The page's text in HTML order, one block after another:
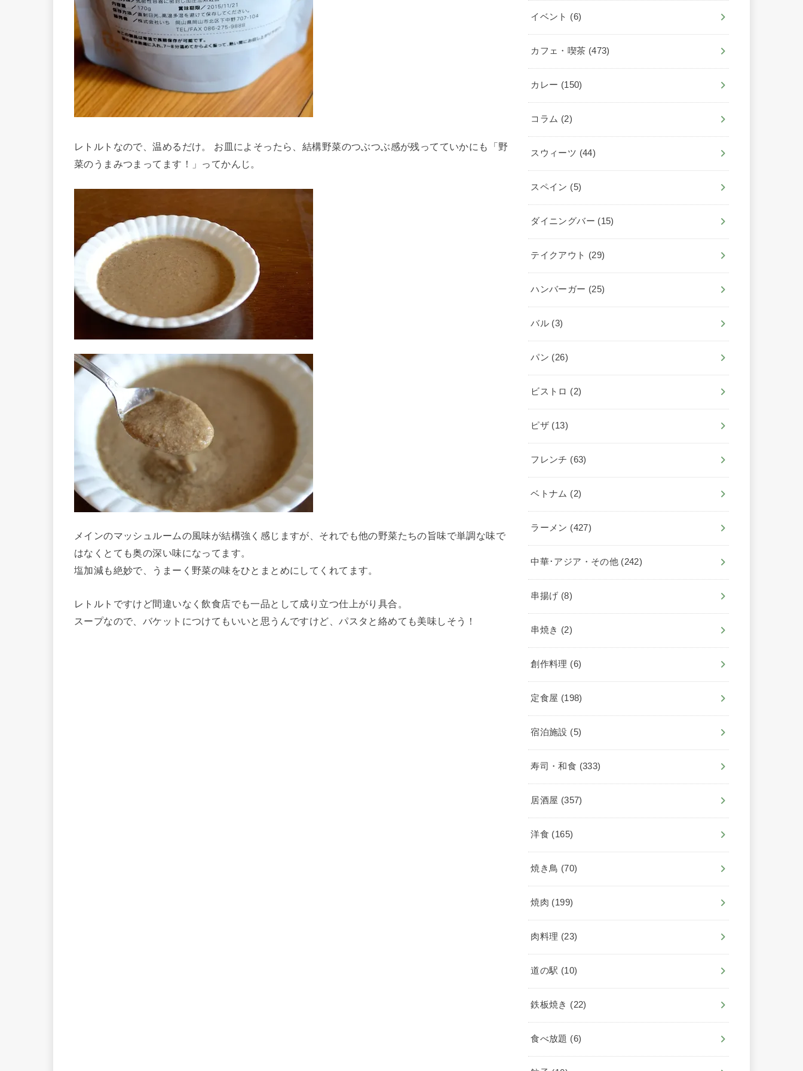
レトルトなので、温めるだけ。 お皿によそったら、結構野菜のつぶつぶ感が残ってていかにも「野
菜のうまみつまってます！」ってかんじ。
メインのマッシュルームの風味が結構強く感じますが、それでも他の野菜たちの旨味で単調な味で
はなくとても奥の深い味になってます。
塩加減も絶妙で、うまーく野菜の味をひとまとめにしてくれてます。
レトルトですけど間違いなく飲食店でも一品として成り立つ仕上がり具合。
スープなので、バケットにつけてもいいと思うんですけど、パスタと絡めても美味しそう！
イベント (6)
カフェ・喫茶 (473)
カレー (150)
コラム (2)
スウィーツ (44)
スペイン (5)
ダイニングバー (15)
テイクアウト (29)
ハンバーガー (25)
バル (3)
パン (26)
ビストロ (2)
ピザ (13)
フレンチ (63)
ベトナム (2)
ラーメン (427)
中華･アジア・その他 (242)
串揚げ (8)
串焼き (2)
創作料理 (6)
定食屋 (198)
宿泊施設 (5)
寿司・和食 (333)
居酒屋 (357)
洋食 (165)
焼き鳥 (70)
焼肉 (199)
肉料理 (23)
道の駅 (10)
鉄板焼き (22)
食べ放題 (6)